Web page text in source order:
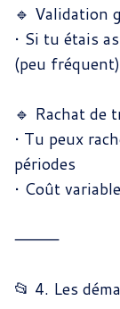
🔹 Validation
• Si tu étais
(peu fréquent)
🔹 Rachat de
• Tu peux
périodes
• Coût
⸻
📂 4. Les